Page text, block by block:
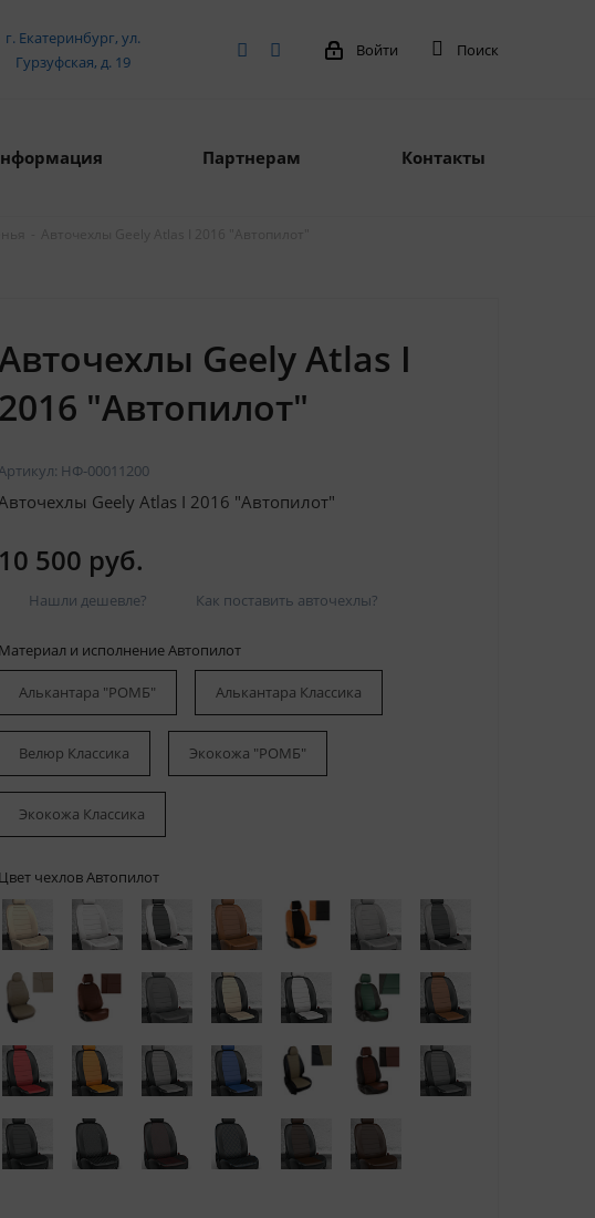
г. Екатеринбург, ул.
Гурзуфская, д. 19
Войти Поиск
Партнерам Контакты
Geely Atlas I
2016 "Автопилот"
НФ-00011200
Geely Atlas I 2016 "Автопилот"
10 500 руб.
Нашли дешевле? Как поставить авточехлы?
Материал и исполнение Автопилот
Алькантара "РОМБ" Алькантара Классика
Велюр Классика Экокожа "РОМБ"
Экокожа Классика
Цвет чехлов Автопилот